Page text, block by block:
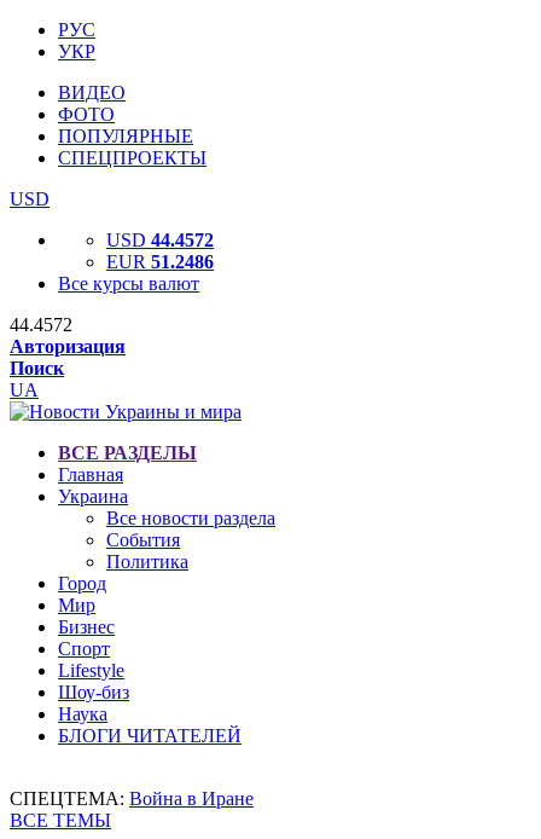
РУС
УКР
ВИДЕО
ФОТО
ПОПУЛЯРНЫЕ
СПЕЦПРОЕКТЫ
USD
USD 44.4572
EUR 51.2486
Все курсы валют
44.4572
Авторизация
Поиск
UA
ВСЕ РАЗДЕЛЫ
Главная
Украина
Все новости раздела
События
Политика
Город
Мир
Бизнес
Спорт
Lifestyle
Шоу-биз
Наука
БЛОГИ ЧИТАТЕЛЕЙ
СПЕЦТЕМА: Война в Иране
ВСЕ ТЕМЫ